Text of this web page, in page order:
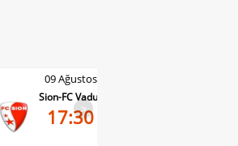
09 Ağustos
Basel-Thun
17:30
>